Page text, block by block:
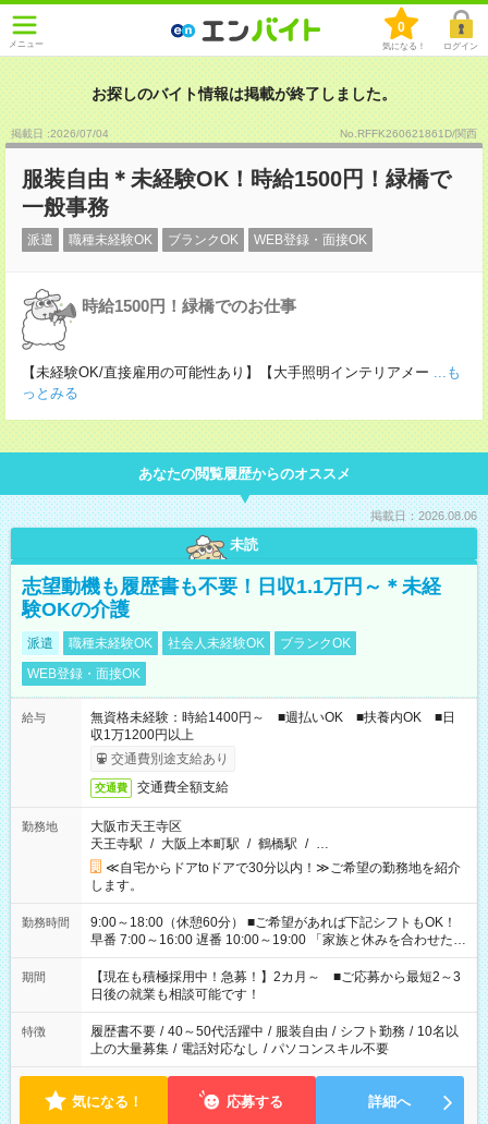
メニュー
0
気になる！ ログイン
お探しのバイト情報は掲載が終了しました。
掲載日 :2026/07/04 No.RFFK260621861D/関西
服装自由＊未経験OK！時給1500円！緑橋で
一般事務
派遣 職種未経験OK ブランクOK WEB登録・面接OK
時給1500円！緑橋でのお仕事
【未経験OK/直接雇用の可能性あり】【大手照明インテリアメー ...も
っとみる
あなたの閲覧履歴からのオススメ
掲載日：2026.08.06
未読
志望動機も履歴書も不要！日収1.1万円～＊未経
験OKの介護
派遣 職種未経験OK 社会人未経験OK
ブランクOK
WEB登録・面接OK
給与
無資格未経験：時給1400円～ ■週払いOK ■扶養内OK ■日
収1万1200円以上
交通費別途支給あり
交通費 交通費全額支給
勤務地
大阪市天王寺区
天王寺駅 / 大阪上本町駅 / 鶴橋駅 / …
≪自宅からドアtoドアで30分以内！≫ご希望の勤務地を紹介
します。
勤務時間
9:00～18:00（休憩60分） ■ご希望があれば下記シフトもOK！
早番 7:00～16:00 遅番 10:00～19:00 「家族と休みを合わせた
い」 「余裕を持って夕飯の準備がしたい」 「できれば残業はし
たくない」 など、ご希望を教えてくださいね。 ※Wワーク希望
の方へ 今ご覧のお仕事で希望する勤務時間と、もう1つのお仕事
の勤務時間。 合計で週40時間を超える場合は応募できません。
期間
【現在も積極採用中！急募！】2カ月～ ■ご応募から最短2～3
日後の就業も相談可能です！
特徴 履歴書不要 / 40～50代活躍中 / 服装自由 / シフト勤務 / 10名以
上の大量募集 / 電話対応なし / パソコンスキル不要
気になる！ 応募する 詳細へ